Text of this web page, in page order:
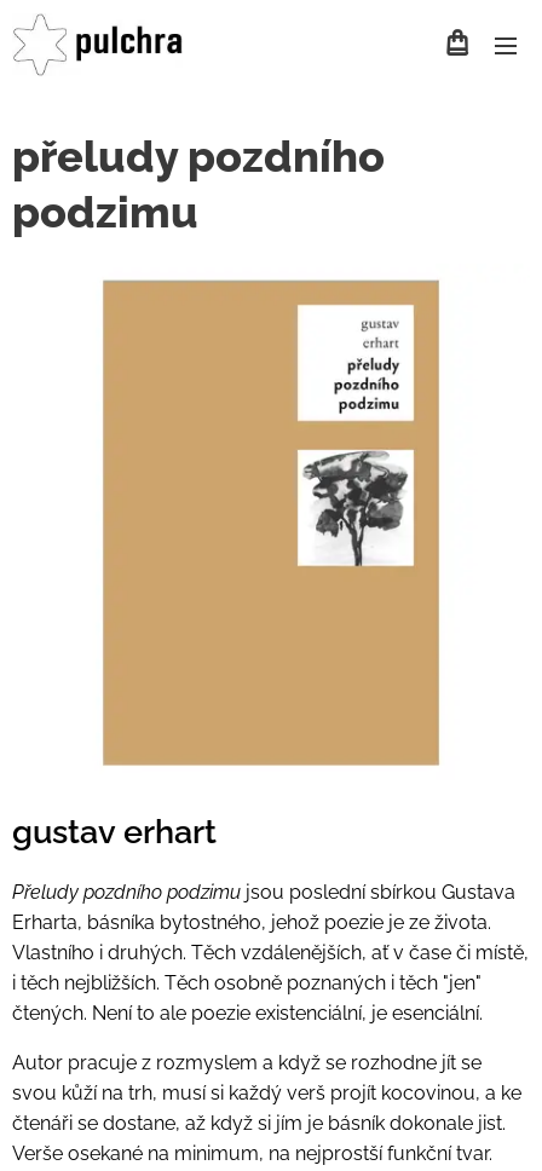
přeludy pozdního
podzimu
gustav erhart
Přeludy pozdního podzimu jsou poslední sbírkou Gustava
Erharta, básníka bytostného, jehož poezie je ze života.
Vlastního i druhých. Těch vzdálenějších, ať v čase či místě,
i těch nejbližších. Těch osobně poznaných i těch "jen"
čtených. Není to ale poezie existenciální, je esenciální.
Autor pracuje z rozmyslem a když se rozhodne jít se
svou kůží na trh, musí si každý verš projít kocovinou, a ke
čtenáři se dostane, až když si jím je básník dokonale jist.
Verše osekané na minimum, na nejprostší funkční tvar.